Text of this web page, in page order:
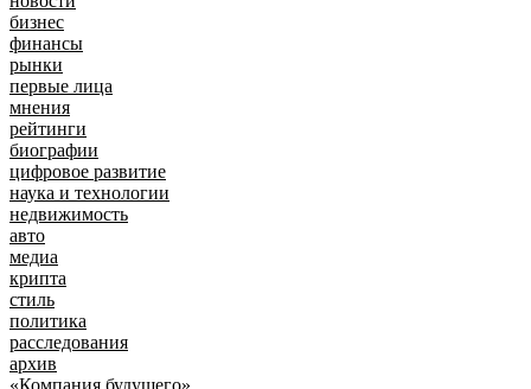
бизнес
финансы
рынки
первые лица
мнения
рейтинги
биографии
цифровое развитие
наука и технологии
недвижимость
авто
медиа
крипта
стиль
политика
расследования
архив
«Компания будущего»